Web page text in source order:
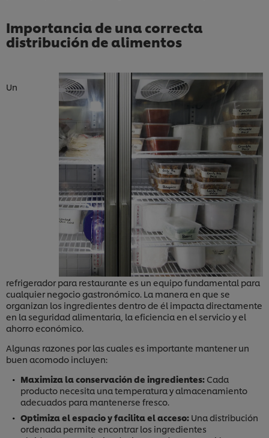
Importancia de una correcta
distribución de alimentos
Un
refrigerador para restaurante es un equipo fundamental para
cualquier negocio gastronómico. La manera en que se
organizan los ingredientes dentro de él impacta directamente
en la seguridad alimentaria, la eficiencia en el servicio y el
ahorro económico.
Algunas razones por las cuales es importante mantener un
buen acomodo incluyen:
Maximiza la conservación de ingredientes: Cada
producto necesita una temperatura y almacenamiento
adecuados para mantenerse fresco.
Optimiza el espacio y facilita el acceso: Una distribución
ordenada permite encontrar los ingredientes